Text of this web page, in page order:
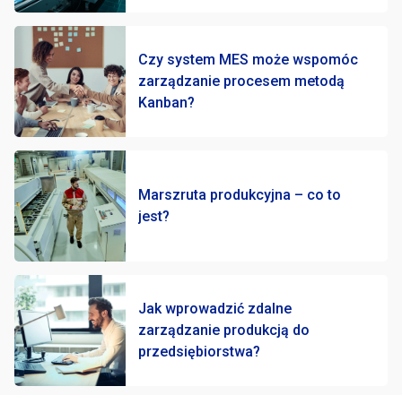
Czy system MES może wspomóc
zarządzanie procesem metodą
Kanban?
Marszruta produkcyjna – co to
jest?
Jak wprowadzić zdalne
zarządzanie produkcją do
przedsiębiorstwa?